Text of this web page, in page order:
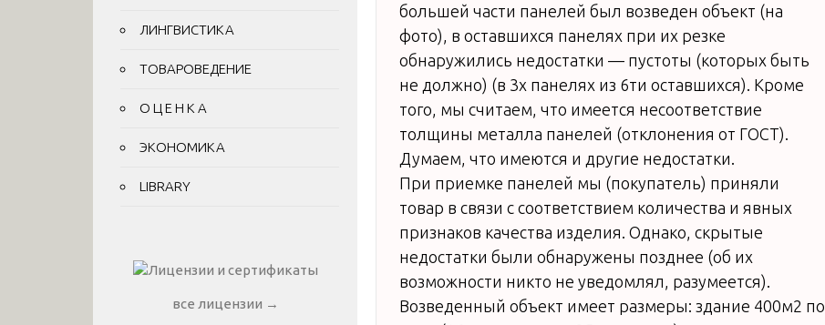
большей части панелей был возведен объект (на
фото), в оставшихся панелях при их резке
обнаружились недостатки — пустоты (которых быть
не должно) (в 3х панелях из 6ти оставшихся). Кроме
того, мы считаем, что имеется несоответствие
толщины металла панелей (отклонения от ГОСТ).
Думаем, что имеются и другие недостатки.
При приемке панелей мы (покупатель) приняли
товар в связи с соответствием количества и явных
признаков качества изделия. Однако, скрытые
недостатки были обнаружены позднее (об их
возможности никто не уведомлял, разумеется).
Возведенный объект имеет размеры: здание 400м2 по
ЛИНГВИСТИКА
ТОВАРОВЕДЕНИЕ
О Ц Е Н К А
ЭКОНОМИКА
LIBRARY
все лицензии →